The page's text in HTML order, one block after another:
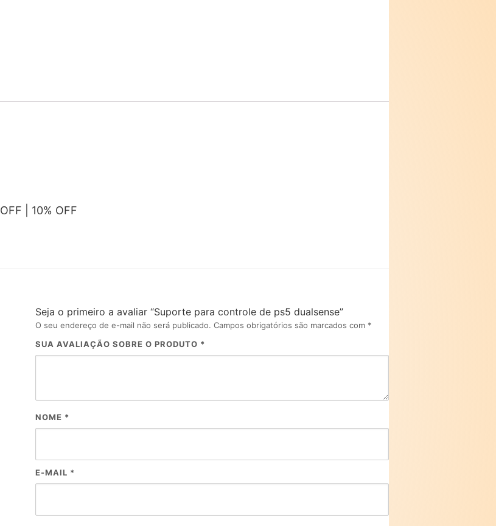
| 10% OFF
Seja o primeiro a avaliar “Suporte para controle de ps5 dualsense”
O seu endereço de e-mail não será publicado. Campos obrigatórios são marcados com *
SUA AVALIAÇÃO SOBRE O PRODUTO *
NOME *
E-MAIL *